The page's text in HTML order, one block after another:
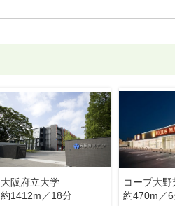
大阪府立大学
約1412m／18分
コープ大野
約470m／